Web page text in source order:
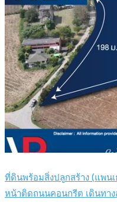
ที่ดินพร้อมสิ่งปลูกสร้าง (แพน
หน้าติดถนนคอนกรีต เดินทาง